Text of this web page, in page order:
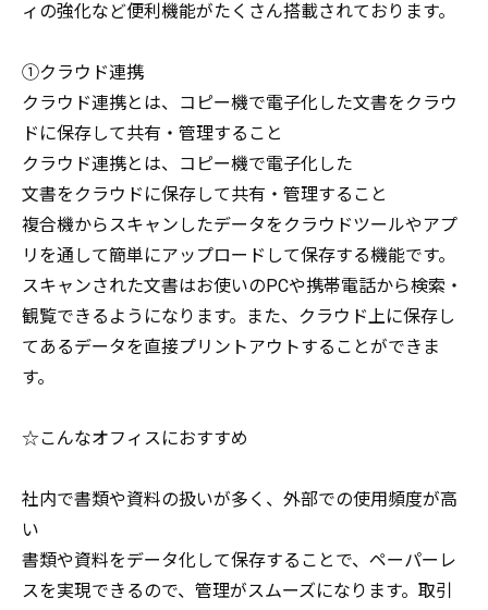
ィの強化など便利機能がたくさん搭載されております。
①クラウド連携
クラウド連携とは、コピー機で電子化した文書をクラウ
ドに保存して共有・管理すること
クラウド連携とは、コピー機で電子化した
文書をクラウドに保存して共有・管理すること
複合機からスキャンしたデータをクラウドツールやアプ
リを通して簡単にアップロードして保存する機能です。
スキャンされた文書はお使いのPCや携帯電話から検索・
観覧できるようになります。また、クラウド上に保存し
てあるデータを直接プリントアウトすることができま
す。
☆こんなオフィスにおすすめ
社内で書類や資料の扱いが多く、外部での使用頻度が高
い
書類や資料をデータ化して保存することで、ペーパーレ
スを実現できるので、管理がスムーズになります。取引